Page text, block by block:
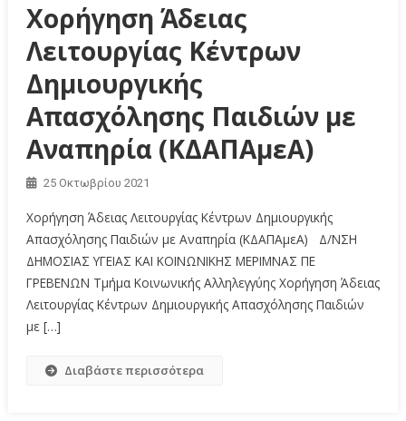
Χορήγηση Άδειας
Λειτουργίας Κέντρων
Δημιουργικής
Απασχόλησης Παιδιών με
Αναπηρία (ΚΔΑΠΑμεΑ)
25 Οκτωβρίου 2021
Χορήγηση Άδειας Λειτουργίας Κέντρων Δημιουργικής
Απασχόλησης Παιδιών με Αναπηρία (ΚΔΑΠΑμεΑ) Δ/ΝΣΗ
ΔΗΜΟΣΙΑΣ ΥΓΕΙΑΣ ΚΑΙ ΚΟΙΝΩΝΙΚΗΣ ΜΕΡΙΜΝΑΣ ΠΕ
ΓΡΕΒΕΝΩΝ Τμήμα Κοινωνικής Αλληλεγγύης Χορήγηση Άδειας
Λειτουργίας Κέντρων Δημιουργικής Απασχόλησης Παιδιών
με […]
Διαβάστε περισσότερα